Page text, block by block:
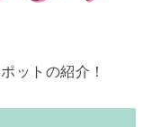
ットの紹介！